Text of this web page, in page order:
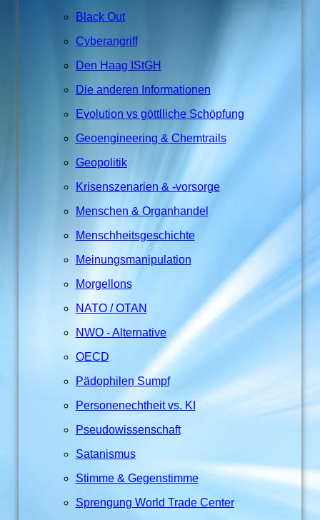
Black Out
Cyberangriff
Den Haag IStGH
Die anderen Informationen
Evolution vs göttlliche Schöpfung
Geoengineering & Chemtrails
Geopolitik
Krisenszenarien & -vorsorge
Menschen & Organhandel
Menschheitsgeschichte
Meinungsmanipulation
Morgellons
NATO / OTAN
NWO - Alternative
OECD
Pädophilen Sumpf
Personenechtheit vs. KI
Pseudowissenschaft
Satanismus
Stimme & Gegenstimme
Sprengung World Trade Center